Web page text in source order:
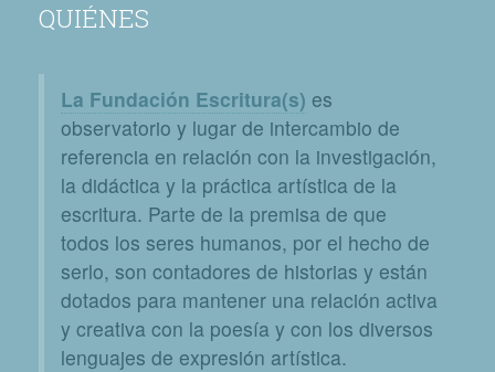
QUIÉNES
La Fundación Escritura(s) es
observatorio y lugar de intercambio de
referencia en relación con la investigación,
la didáctica y la práctica artística de la
escritura. Parte de la premisa de que
todos los seres humanos, por el hecho de
serlo, son contadores de historias y están
dotados para mantener una relación activa
y creativa con la poesía y con los diversos
lenguajes de expresión artística.